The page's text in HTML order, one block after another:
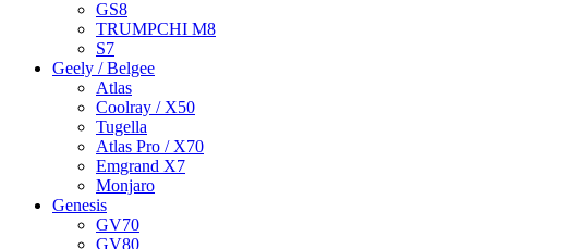
GS8
TRUMPCHI M8
S7
Geely / Belgee
Atlas
Coolray / X50
Tugella
Atlas Pro / X70
Emgrand X7
Monjaro
Genesis
GV70
GV80